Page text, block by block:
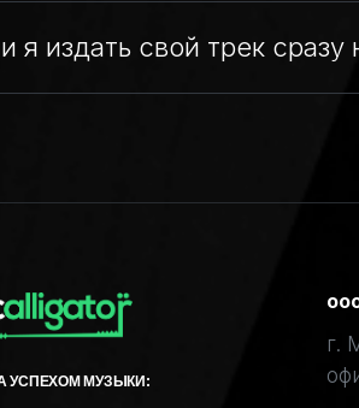
я издать свой трек сразу
УСПЕХОМ МУЗЫКИ:
г.